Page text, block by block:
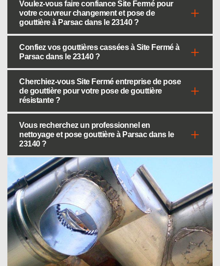
Voulez-vous faire confiance Site Fermé pour
votre couvreur changement et pose de
gouttière à Parsac dans le 23140 ?
Confiez vos gouttières cassées à Site Fermé à
Parsac dans le 23140 ?
Cherchiez-vous Site Fermé entreprise de pose
de gouttière pour votre pose de gouttière
résistante ?
Vous recherchez un professionnel en
nettoyage et pose gouttière à Parsac dans le
23140 ?